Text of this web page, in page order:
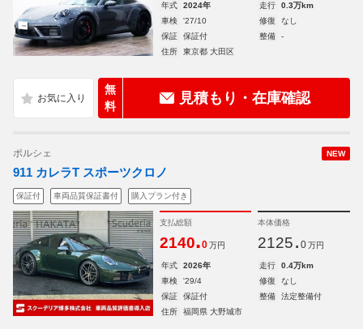
年式 2024年 走行
0.3万km
車検
'27/10 修復
なし
保証
保証付 整備
-
住所
東京都 大田区
無
料
見積もり・在庫確認
NEW
ポルシェ
911 カレラT スポーツクロノ
保証付 車両品質保証書付 購入プラン付き
支払総額
2140.0 万円
本体価格
2125. 0 万円
年式 2026年 走行
0.4万km
車検
'29/4 修復
なし
保証
保証付 整備
法定整備付
住所
福岡県 大野城市